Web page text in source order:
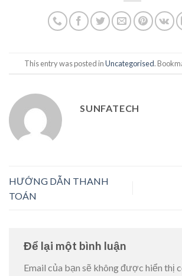
This entry was posted inUncategorised.
SUNFATECH
HƯỚNG DẪN THANH
TOÁN
Để lại một bình luận
Email của bạn sẽ không được hiển thị